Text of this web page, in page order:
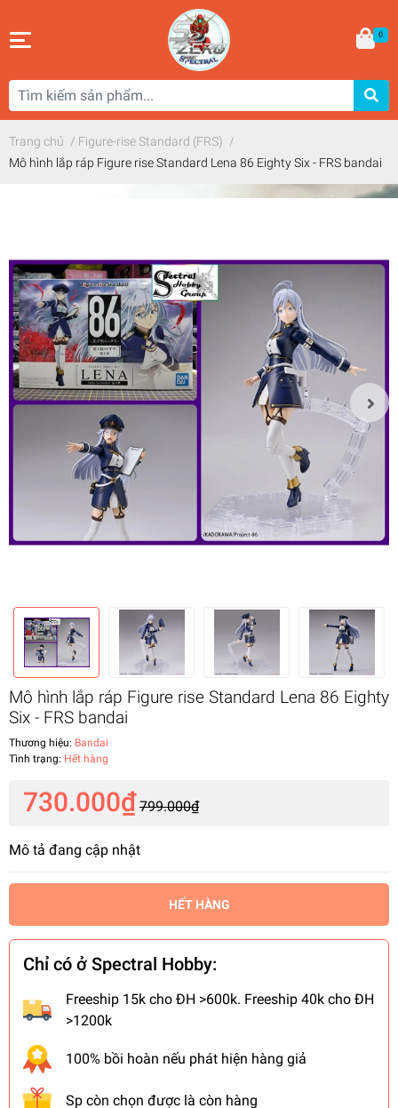
0
Trang chủ / Figure-rise Standard (FRS) /
Mô hình lắp ráp Figure rise Standard Lena 86 Eighty Six - FRS bandai
Mô hình lắp ráp Figure rise Standard Lena 86 Eighty
Six - FRS bandai
Thương hiệu: Bandai
Tình trạng: Hết hàng
730.000₫ 799.000₫
Mô tả đang cập nhật
HẾT HÀNG
Chỉ có ở Spectral Hobby:
Freeship 15k cho ĐH >600k. Freeship 40k cho ĐH
>1200k
100% bồi hoàn nếu phát hiện hàng giả
Sp còn chọn được là còn hàng